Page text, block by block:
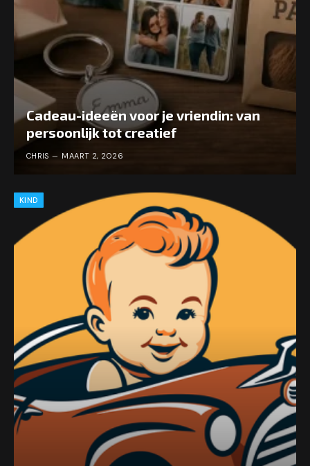
Cadeau-ideeën voor je vriendin: van
persoonlijk tot creatief
CHRIS MAART 2, 2026
KIND